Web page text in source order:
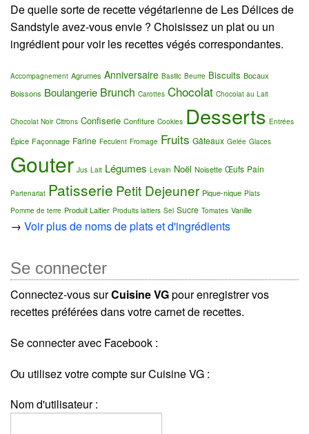
De quelle sorte de recette végétarienne de Les Délices de
Sandstyle avez-vous envie ? Choisissez un plat ou un
ingrédient pour voir les recettes végés correspondantes.
Accompagnement Agrumes Anniversaire Basilic Beurre Biscuits Bocaux
Boissons Boulangerie Brunch Carottes Chocolat Chocolat au Lait
Chocolat Noir Citrons Confiserie Confiture Cookies Desserts Entrées
Épice Façonnage Farine Feculent Fromage Fruits Gâteaux Gelée Glaces
Gouter Jus Lait Légumes Levain Noël Noisette Œufs Pain
Partenariat Patisserie Petit Dejeuner Pique-nique Plats
Pomme de terre Produit Laitier Produits laitiers Sel Sucre Tomates Vanille
→ Voir plus de noms de plats et d'ingrédients
Se connecter
Connectez-vous surCuisine VGpour enregistrer vos
recettes préférées dans votre carnet de recettes.
Se connecter avec Facebook :
Ou utilisez votre compte sur Cuisine VG :
Nom d'utilisateur :